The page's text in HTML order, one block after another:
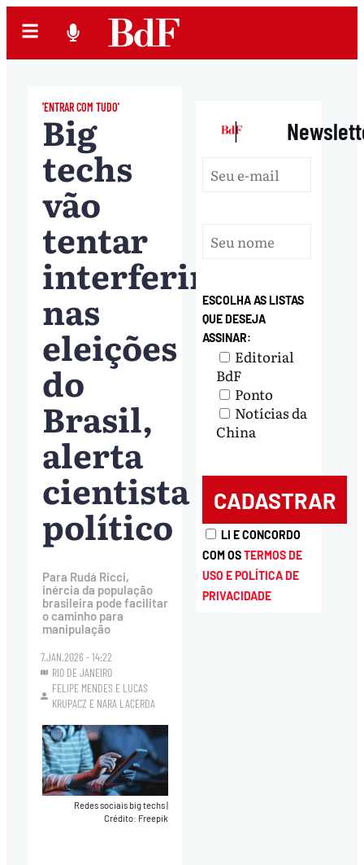
'ENTRAR COM TUDO'
Big
techs
vão
tentar
interferir
nas
eleições
do
Brasil,
alerta
cientista
político
Para Rudá Ricci,
inércia da população
brasileira pode facilitar
o caminho para
manipulação
7.JAN.2026 - 14:22
RIO DE JANEIRO
FELIPE MENDES E LUCAS
KRUPACZ E NARA LACERDA
Redes sociais big techs
Crédito: Freepik
|
ESCOLHA AS LISTAS
QUE DESEJA
ASSINAR:
Editorial
BdF
Ponto
Notícias da
China
LI E CONCORDO
COM OSTERMOS DE
USO E POLÍTICA DE
PRIVACIDADE